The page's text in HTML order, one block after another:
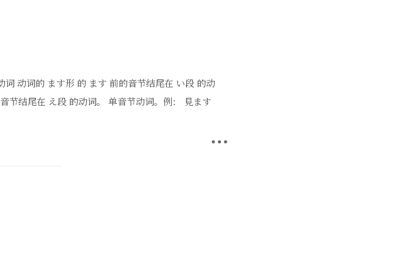
及て形变换
的 ます 前的音节结尾在 い段 的动词。 II 类动词 动
词。例： 見ます（みます） 出ます（でます